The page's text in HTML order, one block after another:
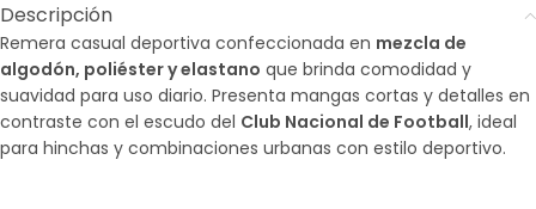
Descripción
Remera casual deportiva confeccionada en mezcla de
algodón, poliéster y elastano que brinda comodidad y
suavidad para uso diario. Presenta mangas cortas y detalles en
contraste con el escudo del Club Nacional de Football, ideal
para hinchas y combinaciones urbanas con estilo deportivo.